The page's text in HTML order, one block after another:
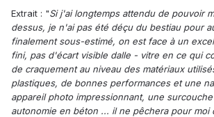
Extrait : "Si j'ai longtemps attendu de pouvoir
dessus, je n'ai pas été déçu du bestiau pour
finalement sous-estimé, on est face à un
fini, pas d'écart visible dalle - vitre en ce qui
de craquement au niveau des matériaux
plastiques, de bonnes performances et une
appareil photo impressionnant, une
autonomie en béton ... il ne pêchera pour moi